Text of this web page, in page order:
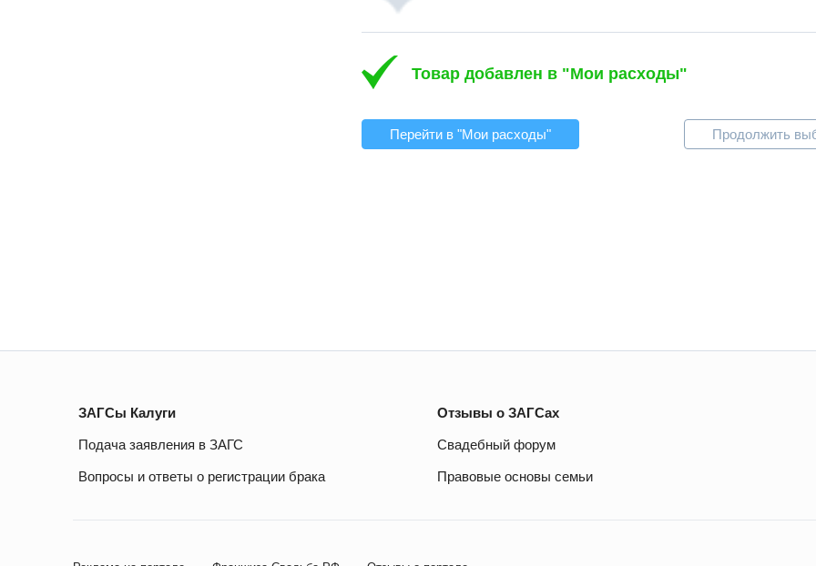
Товар добавлен в "Мои расходы"
Перейти в "Мои расходы" Продолжить
ЗАГСы Калуги
Подача заявления в ЗАГС
Вопросы и ответы о регистрации брака
Отзывы о ЗАГСах
Свадебный форум
Правовые основы семьи